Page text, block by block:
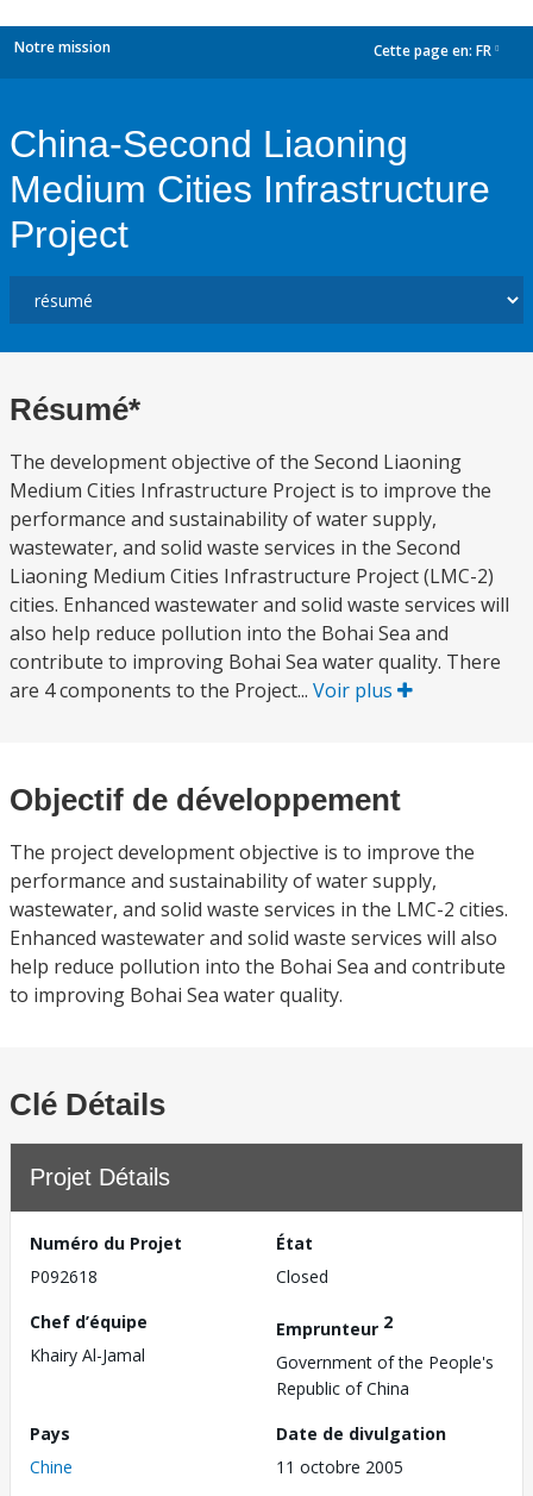
Notre mission Cette page en: FR
China-Second Liaoning
Medium Cities Infrastructure
Project
Résumé*
The development objective of the Second Liaoning
Medium Cities Infrastructure Project is to improve the
performance and sustainability of water supply,
wastewater, and solid waste services in the Second
Liaoning Medium Cities Infrastructure Project (LMC-2)
cities. Enhanced wastewater and solid waste services will
also help reduce pollution into the Bohai Sea and
contribute to improving Bohai Sea water quality. There
are 4 components to the Project... Voir plus
Objectif de développement
The project development objective is to improve the
performance and sustainability of water supply,
wastewater, and solid waste services in the LMC-2 cities.
Enhanced wastewater and solid waste services will also
help reduce pollution into the Bohai Sea and contribute
to improving Bohai Sea water quality.
Clé Détails
Projet Détails
Numéro du Projet
P092618
État
Closed
Chef d’équipe
Khairy Al-Jamal
Emprunteur 2
Government of the People's
Republic of China
Pays
Chine
Date de divulgation
11 octobre 2005